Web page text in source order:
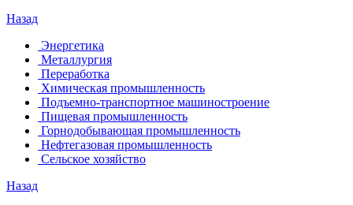
Назад
Энергетика
Металлургия
Переработка
Химическая промышленность
Подъемно-транспортное машиностроение
Пищевая промышленность
Горнодобывающая промышленность
Нефтегазовая промышленность
Сельское хозяйство
Назад